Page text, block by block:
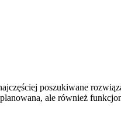
poszukiwane
ale również